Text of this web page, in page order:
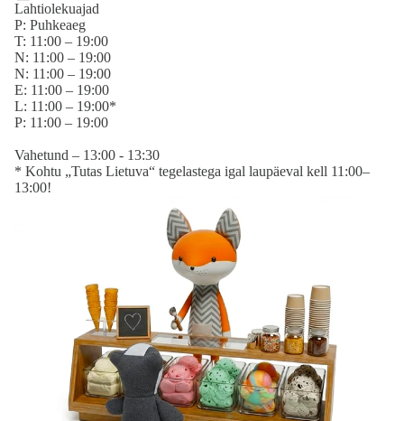
Lahtiolekuajad
P: Puhkeaeg
T: 11:00 – 19:00
N: 11:00 – 19:00
N: 11:00 – 19:00
E: 11:00 – 19:00
L: 11:00 – 19:00*
P: 11:00 – 19:00
Vahetund – 13:00 - 13:30
* Kohtu „Tutas Lietuva“ tegelastega igal laupäeval kell 11:00–
13:00!